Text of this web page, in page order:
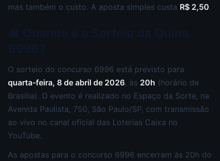
mas também o custo. A aposta simples custa R$ 2,50.
O sorteio do concurso 6996 está previsto para
quarta-feira, 8 de abril de 2026, às 20h (horário de
Brasília). O evento é realizado no Espaço da Sorte, na
Avenida Paulista, 750, São Paulo/SP, com transmissão
ao vivo no canal oficial das Loterias Caixa no
YouTube.
As apostas para o concurso 6996 encerram às 20h do